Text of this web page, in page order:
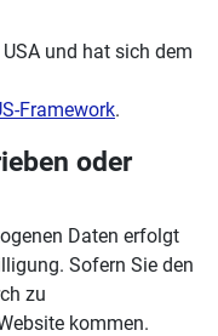
und hat sich dem
Framework.
oder
Daten erfolgt
Sofern Sie den
zu
kommen.